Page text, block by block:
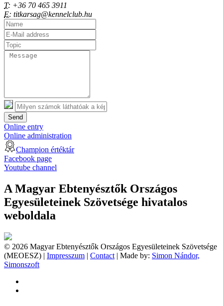
T: +36 70 465 3911
E: titkarsag@kennelclub.hu
Send
Online entry
Online administration
Champion értéktár
Facebook page
Youtube channel
A Magyar Ebtenyésztők Országos
Egyesületeinek Szövetsége hivatalos
weboldala
© 2026 Magyar Ebtenyésztők Országos Egyesületeinek Szövetsége
(MEOESZ) | Impresszum | Contact | Made by: Simon Nándor,
Simonszoft